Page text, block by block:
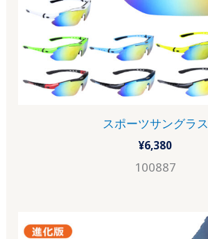
スポーツサングラス
¥6,380
100887